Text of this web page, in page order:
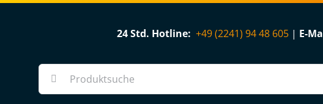
24 Std. Hotline: +49 (2241) 94 48 605 | E-
Suche
nach: